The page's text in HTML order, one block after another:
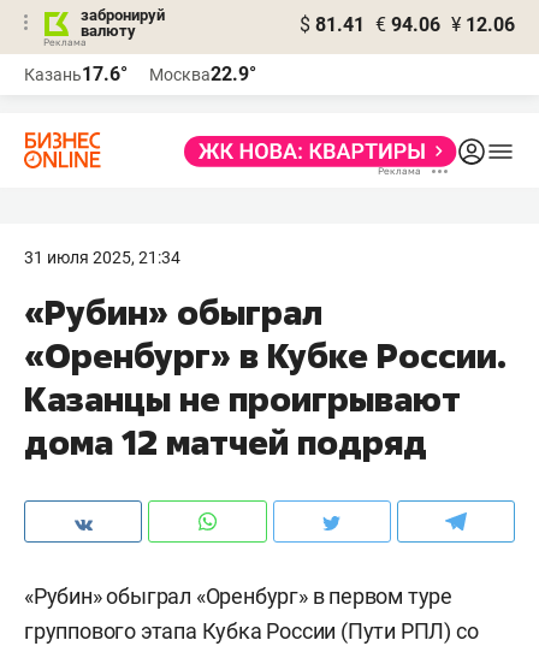
забронируй
валюту
$ 81.41 € 94.06 ¥ 12.06
Казань17.6° Москва22.9°
31 июля 2025, 21:34
«Рубин» обыграл
«Оренбург» в Кубке России.
Казанцы не проигрывают
дома 12 матчей подряд
«Рубин» обыграл «Оренбург» в первом туре
группового этапа Кубка России (Пути РПЛ) со